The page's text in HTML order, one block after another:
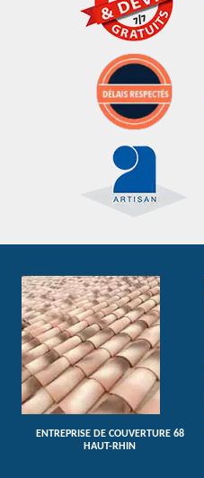
ENTREPRISE DE COUVERTURE 68
HAUT-RHIN